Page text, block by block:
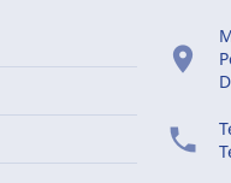
location_on
phone